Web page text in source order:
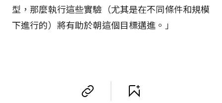
型，那麼執行這些實驗（尤其是在不同條件和規模
下進行的）將有助於朝這個目標邁進。」